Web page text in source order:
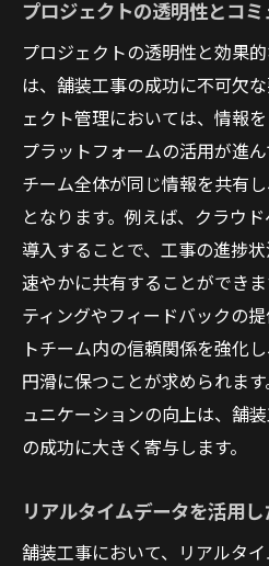
プロジェクトの透明性とコ
プロジェクトの透明性と効果
は、舗装工事の成功に不可欠
ェクト管理においては、情報
プラットフォームの活用が進ん
チーム全体が同じ情報を共有
となります。例えば、クラウ
導入することで、工事の進捗
速やかに共有することができ
ティングやフィードバックの
トチーム内の信頼関係を強化
円滑に保つことが求められま
ュニケーションの向上は、舗
の成功に大きく寄与します。
リアルタイムデータを活用
舗装工事において、リアルタ